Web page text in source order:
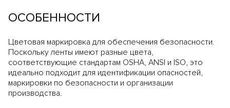
ОСОБЕННОСТИ
Цветовая маркировка для обеспечения безопасности.
Поскольку ленты имеют разные цвета,
соответствующие стандартам OSHA, ANSI и ISO, это
идеально подходит для идентификации опасностей,
маркировки по безопасности и организации
производства.